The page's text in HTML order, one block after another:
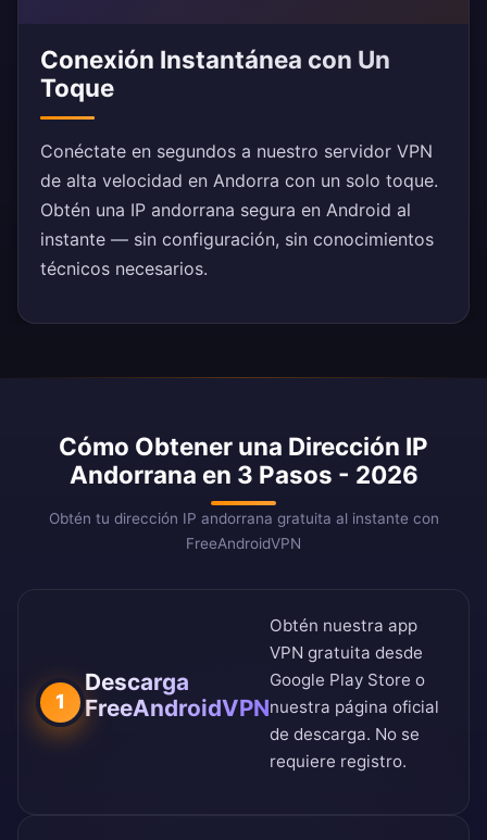
Conexión Instantánea con Un
Toque
Conéctate en segundos a nuestro servidor VPN
de alta velocidad en Andorra con un solo toque.
Obtén una IP andorrana segura en Android al
instante — sin configuración, sin conocimientos
técnicos necesarios.
Cómo Obtener una Dirección IP
Andorrana en 3 Pasos - 2026
Obtén tu dirección IP andorrana gratuita al instante con
FreeAndroidVPN
1
Descarga
FreeAndroidVPN
Obtén nuestra app
VPN gratuita desde
Google Play Store o
nuestra página oficial
de descarga. No se
requiere registro.